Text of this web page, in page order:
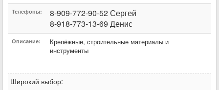
Телефоны:
8-909-772-90-52 Сергей
8-918-773-13-69 Денис
Описание:
Крепёжные, строительные материалы и
инструменты
Широкий выбор: